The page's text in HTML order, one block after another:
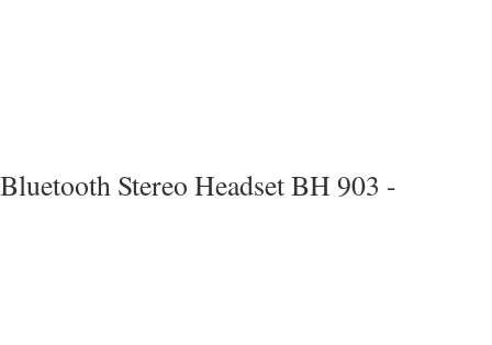
Bluetooth Stereo Headset BH 903 -